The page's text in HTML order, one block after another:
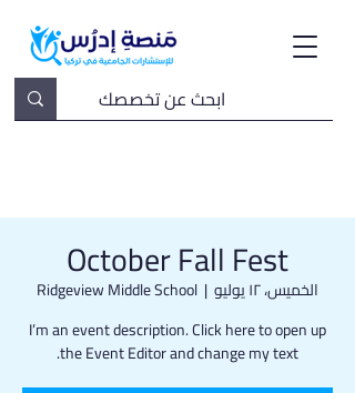
October Fall Fest
الخميس، ١٢ يوليو
  |
Ridgeview Middle School
I’m an event description. Click here to open up
the Event Editor and change my text.